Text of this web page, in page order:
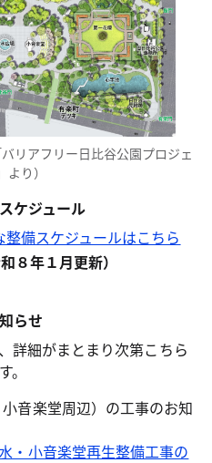
リアフリー日比谷公園プロジェ
より）
ケジュール
備スケジュールはこちら
和８年１月更新）
らせ
詳細がまとまり次第こちら
音楽堂周辺）の工事のお知
・小音楽堂再生整備工事の